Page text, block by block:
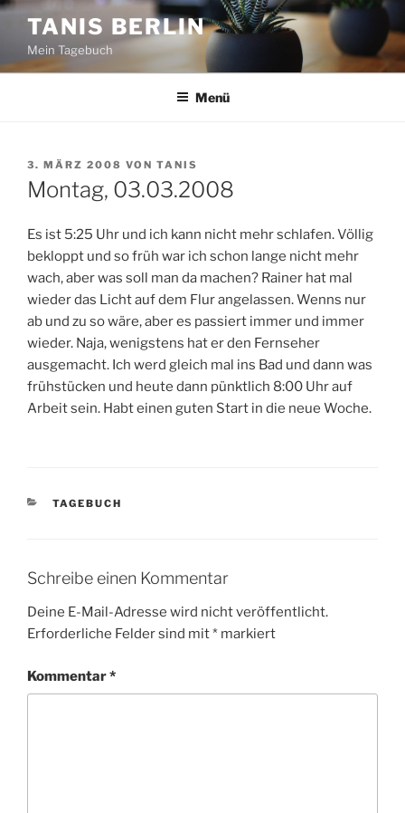
Zum
Inhalt
springen
TANIS BERLIN
Mein Tagebuch
Menü
VERÖFFENTLICHT
AM
3. MÄRZ 2008 VON TANIS
Montag, 03.03.2008
Es ist 5:25 Uhr und ich kann nicht mehr schlafen. Völlig
bekloppt und so früh war ich schon lange nicht mehr
wach, aber was soll man da machen? Rainer hat mal
wieder das Licht auf dem Flur angelassen. Wenns nur
ab und zu so wäre, aber es passiert immer und immer
wieder. Naja, wenigstens hat er den Fernseher
ausgemacht. Ich werd gleich mal ins Bad und dann was
frühstücken und heute dann pünktlich 8:00 Uhr auf
Arbeit sein. Habt einen guten Start in die neue Woche.
KATEGORIEN
TAGEBUCH
Schreibe einen Kommentar
Deine E-Mail-Adresse wird nicht veröffentlicht.
Erforderliche Felder sind mit* markiert
Kommentar*